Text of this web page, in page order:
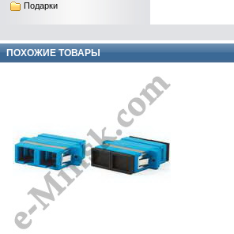
Подарки
ПОХОЖИЕ ТОВАРЫ